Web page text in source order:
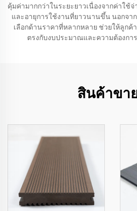
คุ้มค่ามากกว่าในระยะยาวเนื่องจากค่าใช้
และอายุการใช้งานที่ยาวนานขึ้น นอกจา
เลือกด้านราคาที่หลากหลาย ช่วยให้ลูก
ตรงกับงบประมาณและความต้องกา
สินค้าขา